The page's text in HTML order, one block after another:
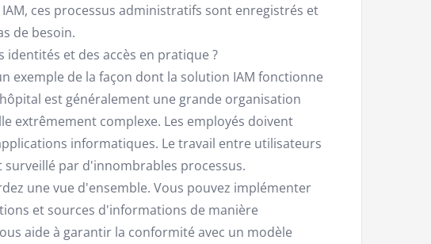
ces processus administratifs sont enregistrés et
de besoin.
et des accès en pratique ?
exemple de la façon dont la solution IAM fonctionne
est généralement une grande organisation
extrêmement complexe. Les employés doivent
informatiques. Le travail entre utilisateurs
par d'innombrables processus.
une vue d'ensemble. Vous pouvez implémenter
et sources d'informations de manière
aide à garantir la conformité avec un modèle